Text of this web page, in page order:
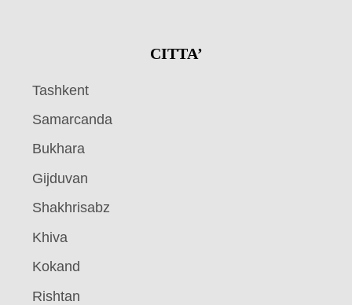
CITTA’
Tashkent
Samarcanda
Bukhara
Gijduvan
Shakhrisabz
Khiva
Kokand
Rishtan